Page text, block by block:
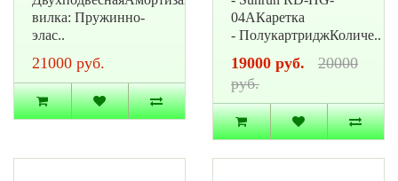
вилка: Пружинно-
элас..
21000 руб.
04AКаретка
- ПолукартриджКоличе..
19000 руб.
20000
руб.